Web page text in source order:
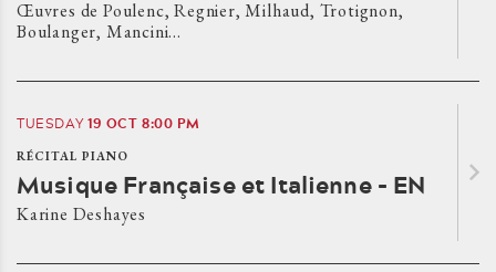
Œuvres de Poulenc, Regnier, Milhaud, Trotignon,
Boulanger, Mancini…
TUESDAY19 OCT8:00 PM
RÉCITAL PIANO
Musique Française et Italienne - EN
Karine Deshayes